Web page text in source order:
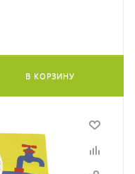
В КОРЗИНУ